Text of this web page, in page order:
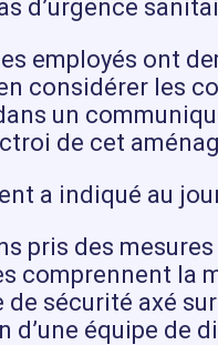
d’urgence
employés ont
considérer les
dans un
de cet
a indiqué au
pris des
comprennent la
de sécurité axé
d’une équipe de